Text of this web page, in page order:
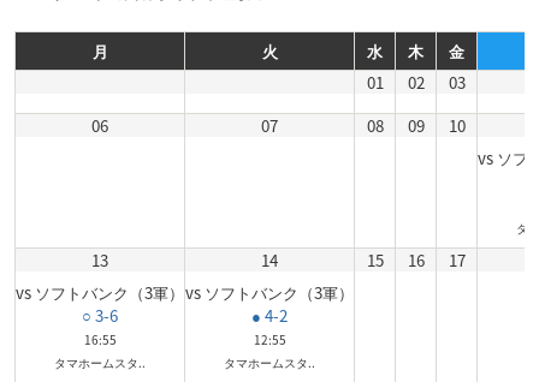
月 火 水 木
金
01
02
03
06
07 08 09
10
vs ソフ
タ
13
vs ソフトバンク（3軍）
○ 3-6
16:55
タマホームスタ..
14
vs ソフトバンク（3軍）
● 4-2
12:55
タマホームスタ..
15 16 17